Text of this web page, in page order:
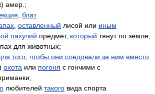
амер.;
блат
оставленный лисой или иным
пахучий предмет, который тянут по земле,
для животных;
того чтобы они следовали за ним вместо
охота или погоня с гончими с
любителей такого вида спорта